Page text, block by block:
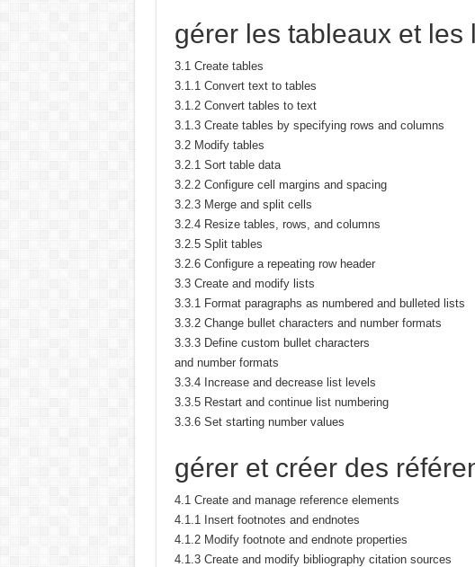
gérer les tableaux et les
3.1 Create tables
3.1.1 Convert text to tables
3.1.2 Convert tables to text
3.1.3 Create tables by specifying rows and columns
3.2 Modify tables
3.2.1 Sort table data
3.2.2 Configure cell margins and spacing
3.2.3 Merge and split cells
3.2.4 Resize tables, rows, and columns
3.2.5 Split tables
3.2.6 Configure a repeating row header
3.3 Create and modify lists
3.3.1 Format paragraphs as numbered and bulleted lists
3.3.2 Change bullet characters and number formats
3.3.3 Define custom bullet characters
and number formats
3.3.4 Increase and decrease list levels
3.3.5 Restart and continue list numbering
3.3.6 Set starting number values
gérer et créer des
4.1 Create and manage reference elements
4.1.1 Insert footnotes and endnotes
4.1.2 Modify footnote and endnote properties
4.1.3 Create and modify bibliography citation sources